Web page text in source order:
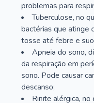
problemas para
Tuberculose, no
bactérias que atinge
tosse até febre e
Apneia do sono,
da respiração em
sono. Pode causar
descanso;
Rinite alérgica, no